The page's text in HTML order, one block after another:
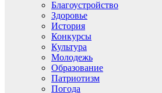
Благоустройство
Здоровье
История
Конкурсы
Культура
Молодежь
Образование
Патриотизм
Погода